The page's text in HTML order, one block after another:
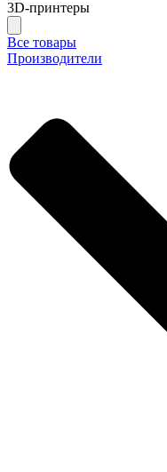
3D-принтеры
Все товары
Производители